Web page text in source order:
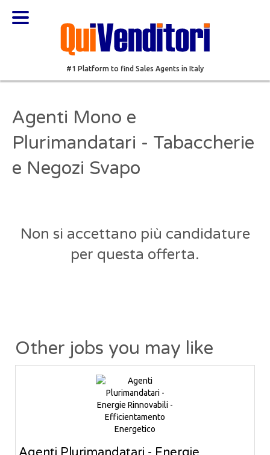
#1 Platform to find Sales Agents in Italy
Agenti Mono e
Plurimandatari - Tabaccherie
e Negozi Svapo
Non si accettano più candidature
per questa offerta.
Other jobs you may like